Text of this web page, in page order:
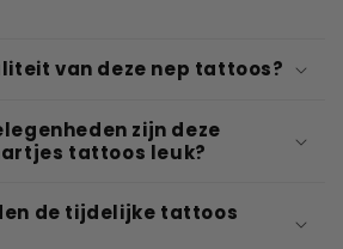
van deze nep tattoos?
zijn deze
tattoos leuk?
de tijdelijke tattoos